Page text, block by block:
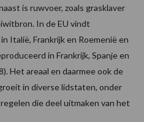
is ruwvoer, zoals grasklaver
In de EU vindt
Italië, Frankrijk en Roemenië en
in Frankrijk, Spanje en
Het areaal en daarmee ook de
in diverse lidstaten, onder
die deel uitmaken van het